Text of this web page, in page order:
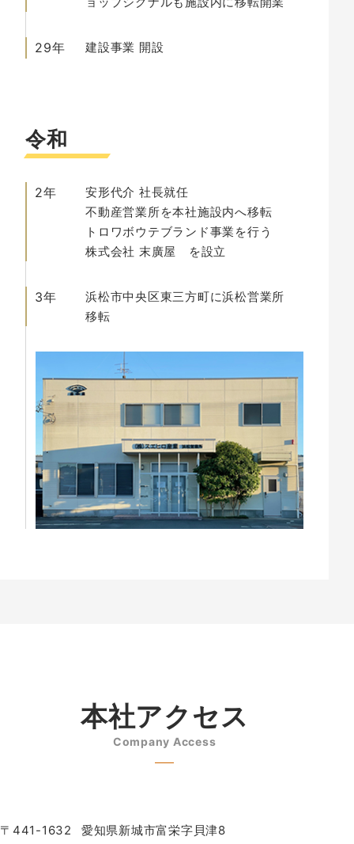
29年 建設事業 開設
令和
2年 安形代介 社長就任
不動産営業所を本社施設内へ移転
トロワボウテブランド事業を行う
株式会社 末廣屋
を設立
3年
浜松市中央区東三方町に浜松営業所
移転
本社アクセス
Company Access
〒441-1632 愛知県新城市富栄字貝津8